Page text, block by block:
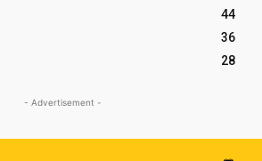
44
36
28
- Advertisement -